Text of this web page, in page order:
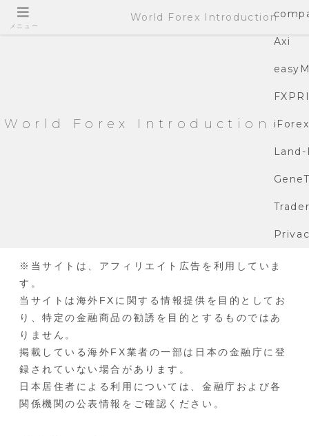
World Forex Introduction
Axi
iForex
Land-
※当サイトは、アフィリエイト広告を利用していま
す。
当サイトは海外FXに関する情報提供を目的としてお
り、特定の金融商品の勧誘を目的とするものではあ
りません。
掲載している海外FX業者の一部は日本の金融庁に登
録されていない場合があります。
日本居住者による利用については、金融庁および各
関係機関の公表情報をご確認ください。
メニュー
World Forex Introduction